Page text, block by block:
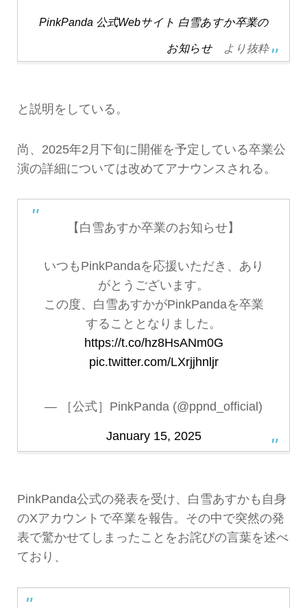
PinkPanda 公式Webサイト 白雪あすか卒業の
お知らせより抜粋
と説明をしている。
尚、2025年2月下旬に開催を予定している卒業公
演の詳細については改めてアナウンスされる。
【白雪あすか卒業のお知らせ】
いつもPinkPandaを応援いただき、あり
がとうございます。
この度、白雪あすかがPinkPandaを卒業
することとなりました。
https://t.co/hz8HsANm0G
pic.twitter.com/LXrjjhnljr
— ［公式］PinkPanda (@ppnd_official)
January 15, 2025
PinkPanda公式の発表を受け、白雪あすかも自身
のXアカウントで卒業を報告。その中で突然の発
表で驚かせてしまったことをお詫びの言葉を述べ
ており、